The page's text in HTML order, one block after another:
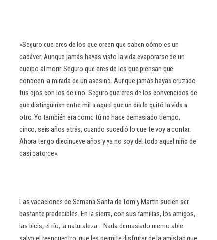
«Seguro que eres de los que creen que saben cómo es un
cadáver. Aunque jamás hayas visto la vida evaporarse de un
cuerpo al morir. Seguro que eres de los que piensan que
conocen la mirada de un asesino. Aunque jamás hayas cruzado
tus ojos con los de uno. Seguro que eres de los convencidos de
que distinguirían entre mil a aquel que un día le quitó la vida a
otro. Yo también era como tú no hace demasiado tiempo,
cinco, seis años atrás, cuando sucedió lo que te voy a contar.
Ahora tengo diecinueve años y ya no soy del todo aquel niño de
casi catorce».
Las vacaciones de Semana Santa de Tom y Martín suelen ser
bastante predecibles. En la sierra, con sus familias, los amigos,
las bicis, el río, la naturaleza... Nada demasiado memorable
salvo el reencuentro, que les permite disfrutar de la amistad que